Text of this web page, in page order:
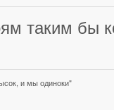
таким бы
и мы одиноки"